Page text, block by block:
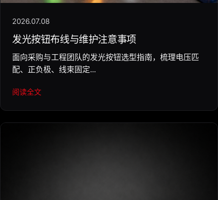
2026.07.08
发光按钮布线与维护注意事项
面向采购与工程团队的发光按钮选型指南，梳理电压匹
配、正负极、线束固定...
阅读全文